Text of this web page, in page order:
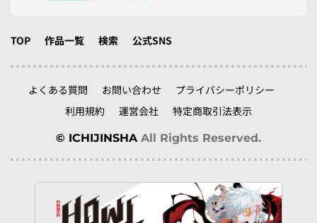
TOP 作品一覧 検索 公式SNS
よくある質問 お問い合わせ
プライバシーポリシー
利用規約
運営会社 特定商取引法表示
© ICHIJINSHA All Rights Reserved.